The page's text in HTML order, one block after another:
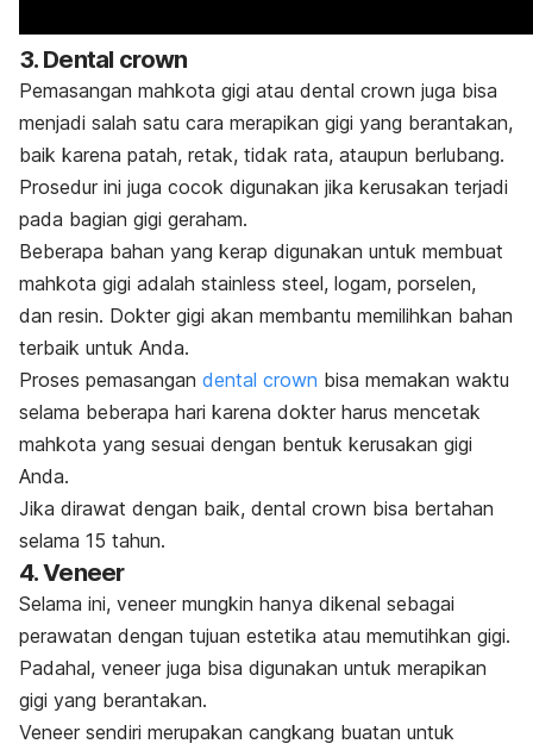
3. Dental crown
Pemasangan mahkota gigi atau dental crown juga bisa
menjadi salah satu cara merapikan gigi yang berantakan,
baik karena patah, retak, tidak rata, ataupun berlubang.
Prosedur ini juga cocok digunakan jika kerusakan terjadi
pada bagian gigi geraham.
Beberapa bahan yang kerap digunakan untuk membuat
mahkota gigi adalah stainless steel, logam, porselen,
dan resin. Dokter gigi akan membantu memilihkan bahan
terbaik untuk Anda.
Proses pemasangan dental crown bisa memakan waktu
selama beberapa hari karena dokter harus mencetak
mahkota yang sesuai dengan bentuk kerusakan gigi
Anda.
Jika dirawat dengan baik, dental crown bisa bertahan
selama 15 tahun.
4.Veneer
Selama ini, veneer mungkin hanya dikenal sebagai
perawatan dengan tujuan estetika atau memutihkan gigi.
Padahal, veneer juga bisa digunakan untuk merapikan
gigi yang berantakan.
Veneer sendiri merupakan cangkang buatan untuk